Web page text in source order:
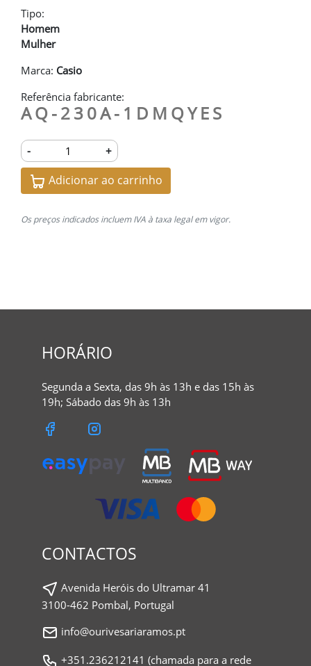
Tipo:
Homem
Mulher
Marca: Casio
Referência fabricante:
AQ-230A-1DMQYES
- +
Adicionar ao carrinho
Os preços indicados incluem IVA à taxa legal em vigor.
HORÁRIO
Segunda a Sexta, das 9h às 13h e das 15h às
19h; Sábado das 9h às 13h
CONTACTOS
Avenida Heróis do Ultramar 41
3100-462 Pombal, Portugal
info@ourivesariaramos.pt
+351.236212141 (chamada para a rede